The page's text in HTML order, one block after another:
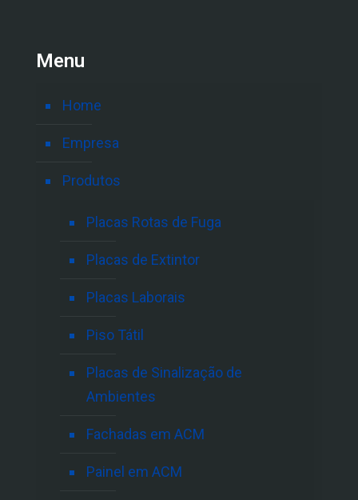
Menu
Home
Empresa
Produtos
Placas Rotas de Fuga
Placas de Extintor
Placas Laborais
Piso Tátil
Placas de Sinalização de
Ambientes
Fachadas em ACM
Painel em ACM